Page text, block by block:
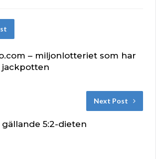
– miljonlotteriet som har
Next Post
5:2-dieten